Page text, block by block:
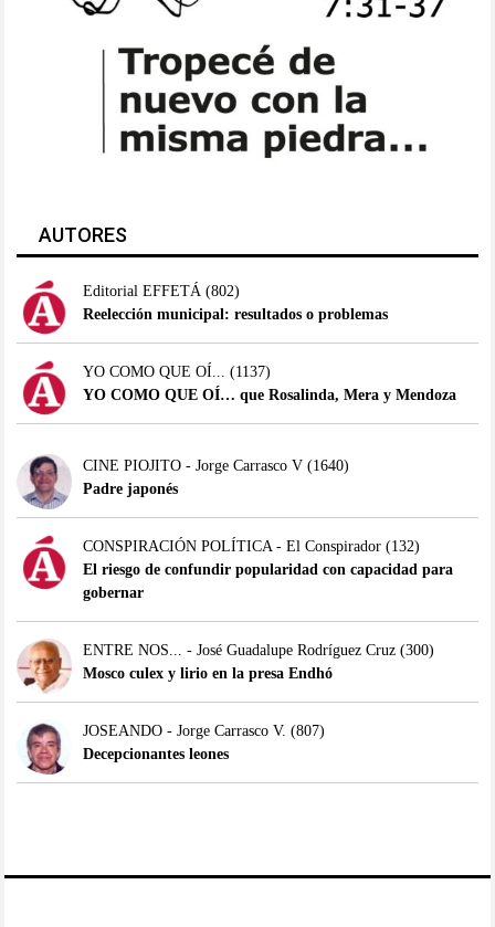
AUTORES
Editorial EFFETÁ(802)
Reelección municipal: resultados o problemas
YO COMO QUE OÍ... (1137)
YO COMO QUE OÍ… que Rosalinda, Mera y Mendoza
CINE PIOJITO - Jorge Carrasco V(1640)
Padre japonés
CONSPIRACIÓN POLÍTICA - El Conspirador(132)
El riesgo de confundir popularidad con capacidad para
gobernar
ENTRE NOS... - José Guadalupe Rodríguez Cruz(300)
Mosco culex y lirio en la presa Endhó
JOSEANDO - Jorge Carrasco V. (807)
Decepcionantes leones